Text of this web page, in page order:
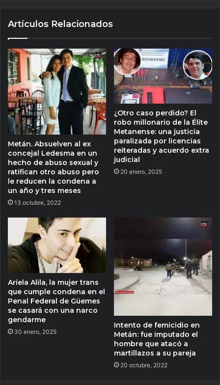
Artículos Relacionados
Metán. Absuelven al ex
concejal Ledesma en un
hecho de abuso sexual y
ratifican otro abuso pero
le reducen la condena a
un año y tres meses
13 octubre, 2022
¿Otro caso perdido? El
robo millonario de la Élite
Metanense: una justicia
paralizada por licencias
reiteradas y acuerdo extra
judicial
20 enero, 2025
Ariela Alila, la mujer trans
que cumple condena en el
Penal Federal de Güemes
se casará con una narco
gendarme
30 enero, 2025
Intento de femicidio en
Metán: fue imputado el
hombre que atacó a
martillazos a su pareja
20 octubre, 2022